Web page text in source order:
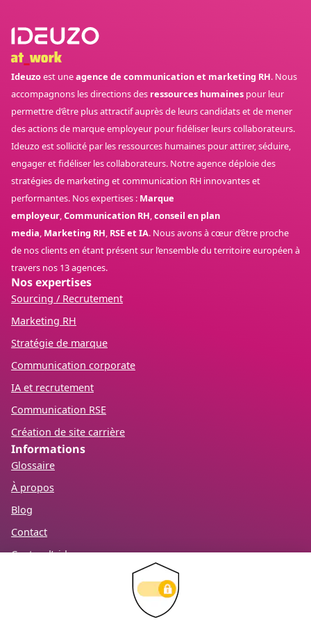
Ideuzoest uneagence de communication et marketing RH. Nous
accompagnons les directions des ressources humaines pour leur
permettre d’être plus attractif auprès de leurs candidats et de mener
des actions de marque employeur pour fidéliser leurs collaborateurs.
Ideuzo est sollicité par les ressources humaines pour attirer, séduire,
engager et fidéliser les collaborateurs. Notre agence déploie des
stratégies de marketing et communication RH innovantes et
performantes. Nos expertises : Marque
employeur,Communication RH,conseil en plan
media, Marketing RH, RSE et IA. Nous avons à cœur d’être proche
de nos clients en étant présent sur l’ensemble du territoire européen à
travers nos 13 agences.
Nos expertises
Sourcing / Recrutement
Marketing RH
Stratégie de marque
Communication corporate
IA et recrutement
Communication RSE
Création de site carrière
Informations
Glossaire
À propos
Blog
Contact
Centre d’aide
Recevez notre newsletter